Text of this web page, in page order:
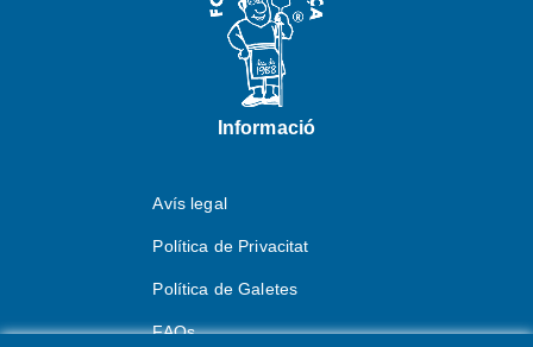
Informació
Avís legal
Política de Privacitat
Política de Galetes
FAQs